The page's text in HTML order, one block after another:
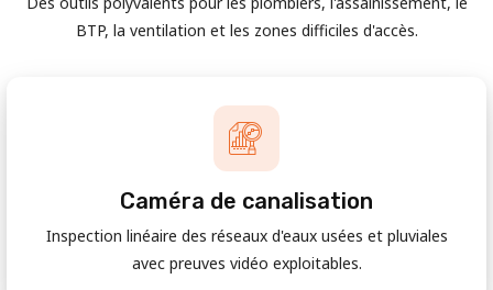
BTP, la ventilation et les zones difficiles d'accès.
Caméra de canalisation
Inspection linéaire des réseaux d'eaux usées et pluviales
avec preuves vidéo exploitables.